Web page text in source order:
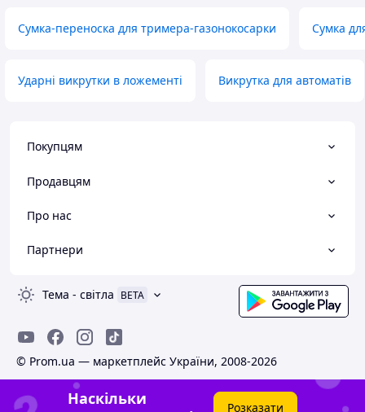
Сумка-переноска для тримера-газонокосарки Сумка
Ударні викрутки в ложементі Викрутка для автоматів
Покупцям
Продавцям
Про нас
Партнери
Тема - світла BETA
© Prom.ua — маркетплейс України, 2008-2026
Наскільки
Розказати